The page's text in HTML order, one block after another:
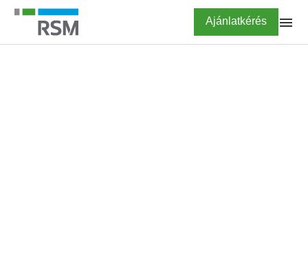
Ugrás
tartalomra
Highlighted
Ajánlatkérés